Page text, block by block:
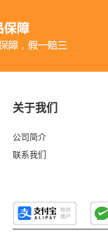
关于我们
公司简介
联系我们